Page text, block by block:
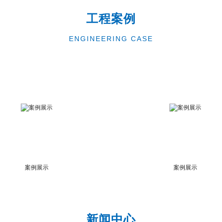
工程案例
ENGINEERING CASE
案例展示 案例展示
新闻中心